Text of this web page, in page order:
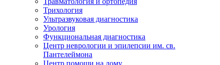
Трихология
Ультразвуковая диагностика
Урология
Функциональная диагностика
Центр неврологии и эпилепсии им. св.
Пантелеймона
Центр помощи на дому